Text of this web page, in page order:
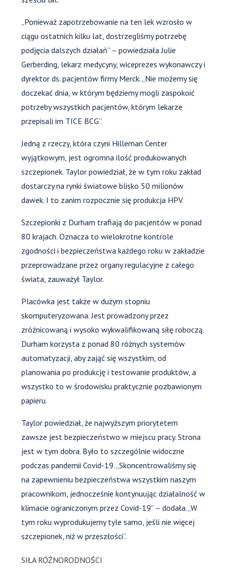
„Ponieważ zapotrzebowanie na ten lek wzrosło w
ciągu ostatnich kilku lat, dostrzegliśmy potrzebę
podjęcia dalszych działań” – powiedziała Julie
Gerberding, lekarz medycyny, wiceprezes wykonawczy i
dyrektor ds. pacjentów firmy Merck. „Nie możemy się
doczekać dnia, w którym będziemy mogli zaspokoić
potrzeby wszystkich pacjentów, którym lekarze
przepisali im TICE BCG”.
Jedną z rzeczy, która czyni Hilleman Center
wyjątkowym, jest ogromna ilość produkowanych
szczepionek. Taylor powiedział, że w tym roku zakład
dostarczy na rynki światowe blisko 50 milionów
dawek. I to zanim rozpocznie się produkcja HPV.
Szczepionki z Durham trafiają do pacjentów w ponad
80 krajach. Oznacza to wielokrotne kontrole
zgodności i bezpieczeństwa każdego roku w zakładzie
przeprowadzane przez organy regulacyjne z całego
świata, zauważył Taylor.
Placówka jest także w dużym stopniu
skomputeryzowana. Jest prowadzony przez
zróżnicowaną i wysoko wykwalifikowaną siłę roboczą.
Durham korzysta z ponad 80 różnych systemów
automatyzacji, aby zająć się wszystkim, od
planowania po produkcję i testowanie produktów, a
wszystko to w środowisku praktycznie pozbawionym
papieru.
Taylor powiedział, że najwyższym priorytetem
zawsze jest bezpieczeństwo w miejscu pracy. Strona
jest w tym dobra. Było to szczególnie widoczne
podczas pandemii Covid-19. „Skoncentrowaliśmy się
na zapewnieniu bezpieczeństwa wszystkim naszym
pracownikom, jednocześnie kontynuując działalność w
klimacie ograniczonym przez Covid-19” – dodała. „W
tym roku wyprodukujemy tyle samo, jeśli nie więcej
szczepionek, niż w przeszłości”.
SIŁA RÓŻNORODNOŚCI